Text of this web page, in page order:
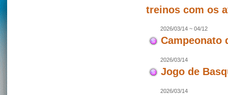
treinos com os
2026/03/14 ~ 04/12
Campeonato
2026/03/14
Jogo de
2026/03/14